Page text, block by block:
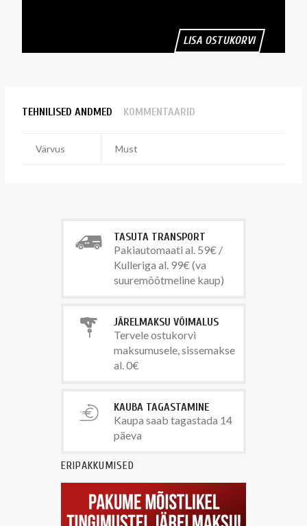
LISA OSTUKORVI
TEHNILISED ANDMED KOMMENTAARID
Värvus Must
TASUTA TRANSPORT
Pakiautomaati al. 59€ /
Kulleriga al. 99€ (va
suuremõõtmeline kaup)
JÄRELMAKSU VÕIMALUS
Tervele ostukorvi
maksumusele, sissemakse
al. 0€
KAUBA TAGASTAMINE
Kaupa saab tagastada 14
päeva
ERIPAKKUMISED